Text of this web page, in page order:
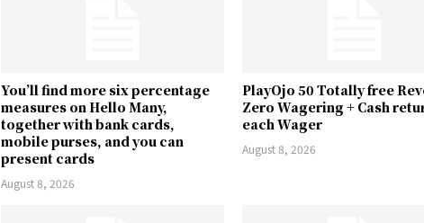
You’ll find more six percentage
measures on Hello Many,
together with bank cards,
mobile purses, and you can
present cards
August 8, 2026
PlayOjo 50 Totally free
Zero Wagering + Cash
each Wager
August 8, 2026